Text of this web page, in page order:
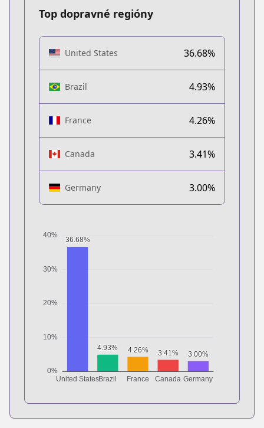
Top dopravné regióny
United States 36.68%
Brazil 4.93%
France 4.26%
Canada 3.41%
Germany 3.00%